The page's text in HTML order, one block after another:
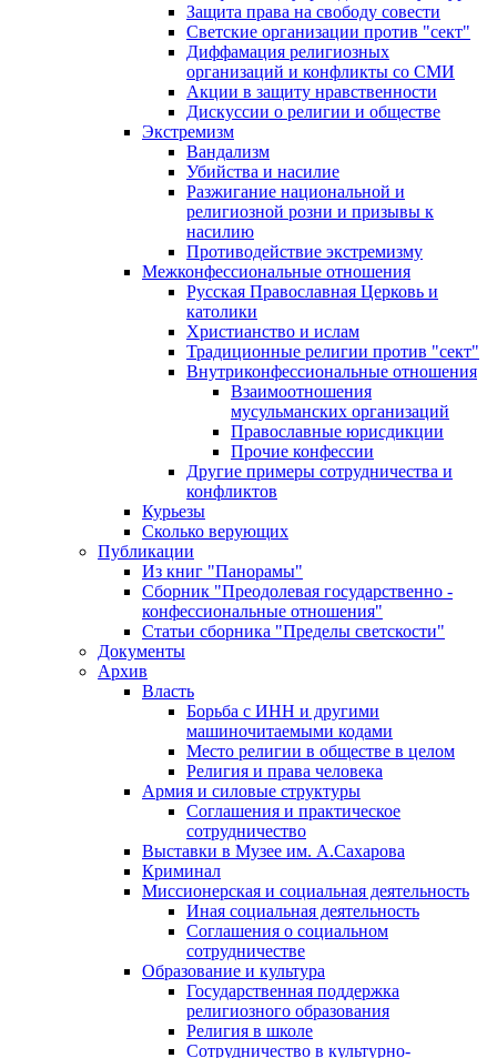
Защита права на свободу совести
Светские организации против "сект"
Диффамация религиозных
организаций и конфликты со СМИ
Акции в защиту нравственности
Дискуссии о религии и обществе
Экстремизм
Вандализм
Убийства и насилие
Разжигание национальной и
религиозной розни и призывы к
насилию
Противодействие экстремизму
Межконфессиональные отношения
Русская Православная Церковь и
католики
Христианство и ислам
Традиционные религии против "сект"
Внутриконфессиональные отношения
Взаимоотношения
мусульманских организаций
Православные юрисдикции
Прочие конфессии
Другие примеры сотрудничества и
конфликтов
Курьезы
Сколько верующих
Публикации
Из книг "Панорамы"
Сборник "Преодолевая государственно -
конфессиональные отношения"
Статьи сборника "Пределы светскости"
Документы
Архив
Власть
Борьба с ИНН и другими
машиночитаемыми кодами
Место религии в обществе в целом
Религия и права человека
Армия и силовые структуры
Соглашения и практическое
сотрудничество
Выставки в Музее им. А.Сахарова
Криминал
Миссионерская и социальная деятельность
Иная социальная деятельность
Соглашения о социальном
сотрудничестве
Образование и культура
Государственная поддержка
религиозного образования
Религия в школе
Сотрудничество в культурно-